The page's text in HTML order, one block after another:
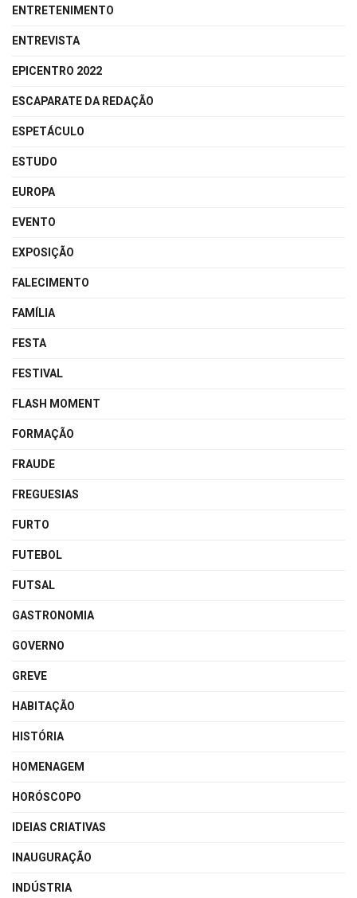
ENTRETENIMENTO
ENTREVISTA
EPICENTRO 2022
ESCAPARATE DA REDAÇÃO
ESPETÁCULO
ESTUDO
EUROPA
EVENTO
EXPOSIÇÃO
FALECIMENTO
FAMÍLIA
FESTA
FESTIVAL
FLASH MOMENT
FORMAÇÃO
FRAUDE
FREGUESIAS
FURTO
FUTEBOL
FUTSAL
GASTRONOMIA
GOVERNO
GREVE
HABITAÇÃO
HISTÓRIA
HOMENAGEM
HORÓSCOPO
IDEIAS CRIATIVAS
INAUGURAÇÃO
INDÚSTRIA